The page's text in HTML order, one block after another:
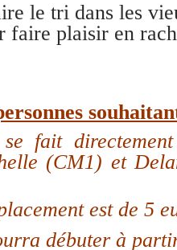
le tri dans les
faire plaisir en
fait
(CM1) et
est de 5
débuter à